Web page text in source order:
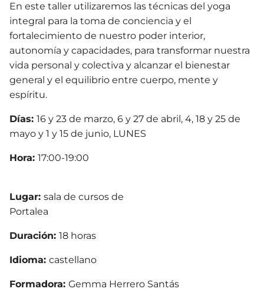
En este taller utilizaremos las técnicas del yoga
integral para la toma de conciencia y el
fortalecimiento de nuestro poder interior,
autonomía y capacidades, para transformar nuestra
vida personal y colectiva y alcanzar el bienestar
general y el equilibrio entre cuerpo, mente y
espíritu.
Días: 16 y 23 de marzo, 6 y 27 de abril, 4, 18 y 25 de
mayo y 1 y 15 de junio, LUNES
Hora: 17:00-19:00
Lugar: sala de cursos de
Portalea
Duración: 18 horas
Idioma: castellano
Formadora: Gemma Herrero Santás